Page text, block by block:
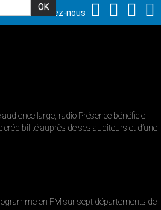
Suivez-nous
large, radio Présence bénéficie
crédibilité auprès de ses auditeurs et d’une
en FM sur sept départements de